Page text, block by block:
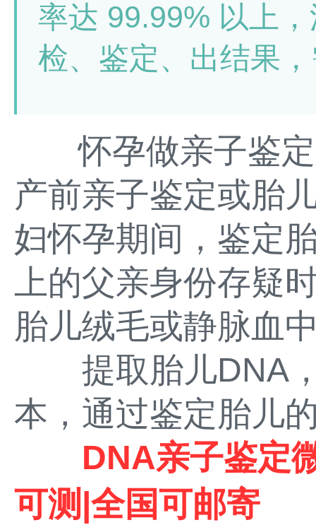
率达 99.99% 以上
检、鉴定、出结果
怀孕做亲子鉴定
产前亲子鉴定或胎
妇怀孕期间，鉴定
上的父亲身份存疑
胎儿绒毛或静脉血
提取胎儿DNA，
本，通过鉴定胎儿
DNA亲子鉴定
可测|全国可邮寄